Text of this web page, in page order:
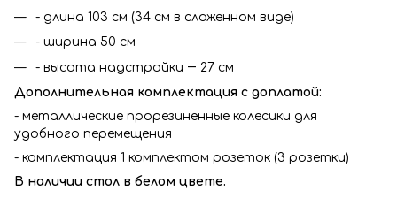
- длина 103 см (34 см в сложенном виде)
- ширина 50 см
- высота надстройки ― 27 см
Дополнительная комплектация с доплатой:
- металлические прорезиненные колесики для
удобного перемещения
- комплектация 1 комплектом розеток (3 розетки)
В наличии стол в белом цвете.